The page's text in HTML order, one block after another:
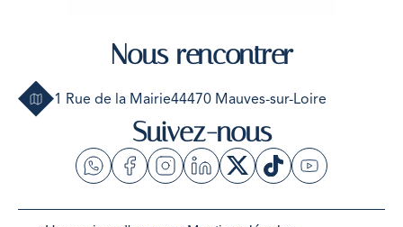
Nous rencontrer
1 Rue de la Mairie44470 Mauves-sur-Loire
Suivez-nous